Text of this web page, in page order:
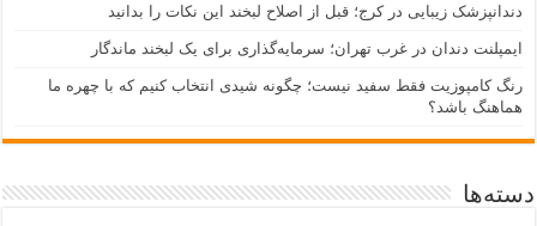
دندانپزشک زیبایی در کرج؛ قبل از اصلاح لبخند این نکات را بدانید
ایمپلنت دندان در غرب تهران؛ سرمایه‌گذاری برای یک لبخند ماندگار
رنگ کامپوزیت فقط سفید نیست؛ چگونه شیدی انتخاب کنیم که با چهره ما
هماهنگ باشد؟
دسته‌ها